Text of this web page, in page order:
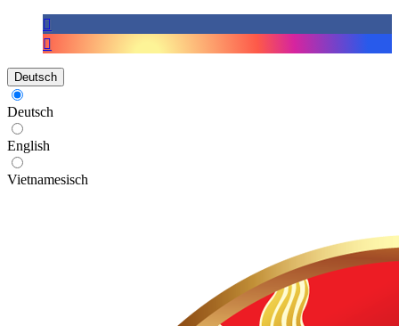
Deutsch
Deutsch
English
Vietnamesisch